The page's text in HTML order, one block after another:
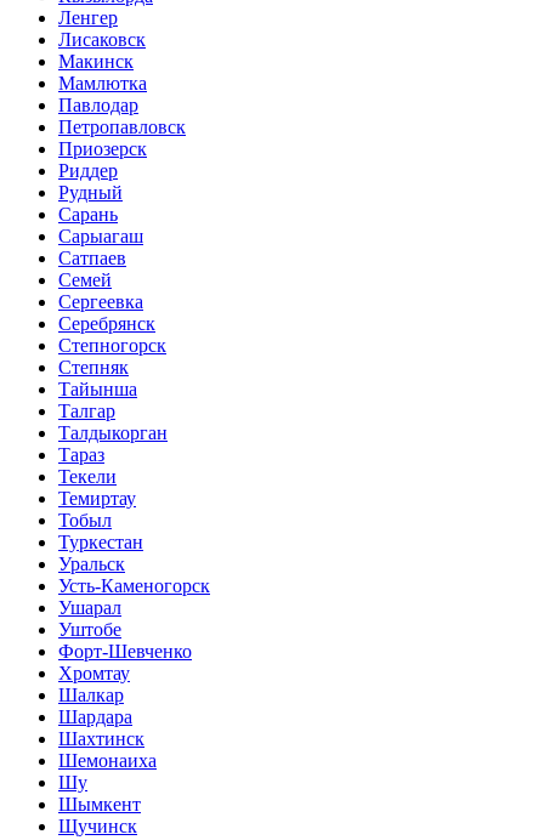
Ленгер
Лисаковск
Макинск
Мамлютка
Павлодар
Петропавловск
Приозерск
Риддер
Рудный
Сарань
Сарыагаш
Сатпаев
Семей
Сергеевка
Серебрянск
Степногорск
Степняк
Тайынша
Талгар
Талдыкорган
Тараз
Текели
Темиртау
Тобыл
Туркестан
Уральск
Усть-Каменогорск
Ушарал
Уштобе
Форт-Шевченко
Хромтау
Шалкар
Шардара
Шахтинск
Шемонаиха
Шу
Шымкент
Щучинск